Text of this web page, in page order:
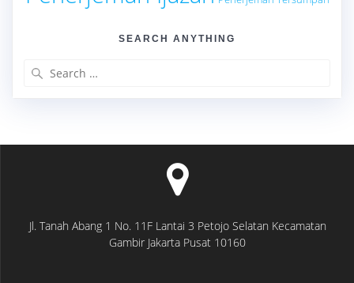
SEARCH ANYTHING
Jl. Tanah Abang 1 No. 11F Lantai 3 Petojo Selatan Kecamatan
Gambir Jakarta Pusat 10160